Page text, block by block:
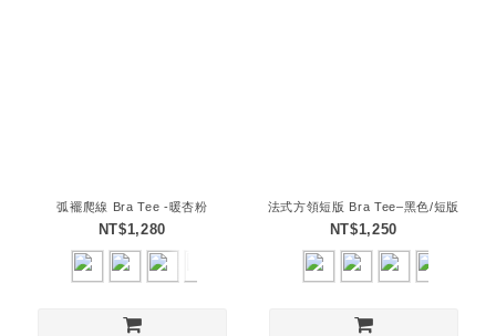
弧襬爬線 Bra Tee -暖杏粉
NT$1,280
法式方領短版 Bra Tee–黑色/短版
NT$1,250